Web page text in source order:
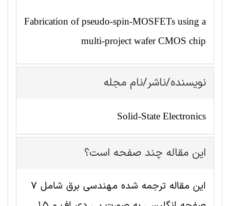
Fabrication of pseudo-spin-MOSFETs using a
multi-project wafer CMOS chip
نویسنده/ناشر/نام مجله
Solid-State Electronics
این مقاله چند صفحه است؟
این مقاله ترجمه شده مهندسی برق شامل 7